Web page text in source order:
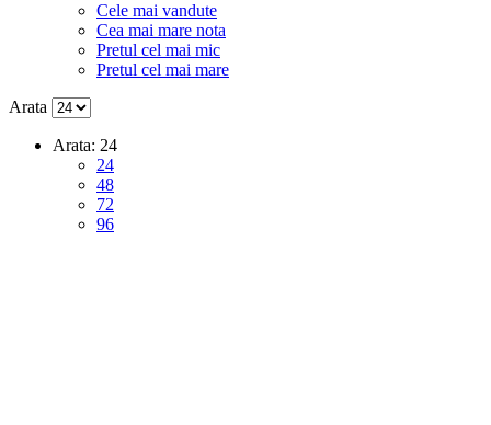
Cele mai vandute
Cea mai mare nota
Pretul cel mai mic
Pretul cel mai mare
Arata
Arata: 24
24
48
72
96